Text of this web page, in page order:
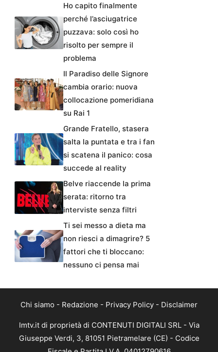
Ho capito finalmente
perché l’asciugatrice
puzzava: solo così ho
risolto per sempre il
problema
Il Paradiso delle Signore
cambia orario: nuova
collocazione pomeridiana
su Rai 1
Grande Fratello, stasera
salta la puntata e tra i fan
si scatena il panico: cosa
succede al reality
Belve riaccende la prima
serata: ritorno tra
interviste senza filtri
Ti sei messo a dieta ma
non riesci a dimagrire? 5
fattori che ti bloccano:
nessuno ci pensa mai
Chi siamo - Redazione - Privacy Policy - Disclaimer
Imtv.it di proprietà di CONTENUTI DIGITALI SRL - Via
Giuseppe Verdi, 3, 81051 Pietramelare (CE) - Codice